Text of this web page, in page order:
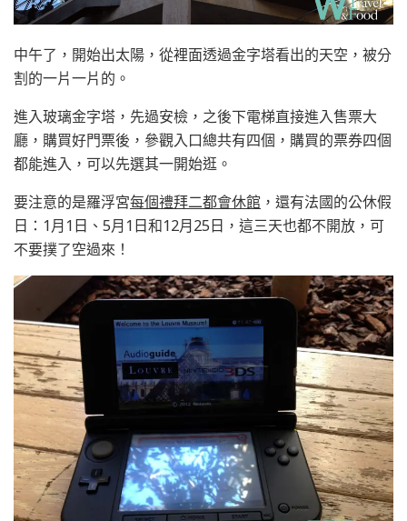
中午了，開始出太陽，從裡面透過金字塔看出的天空，被分
割的一片一片的。
進入玻璃金字塔，先過安檢，之後下電梯直接進入售票大
廳，購買好門票後，參觀入口總共有四個，購買的票券四個
都能進入，可以先選其一開始逛。
要注意的是羅浮宮每個禮拜二都會休館 ，還有法國的公休假
日：1月1日、5月1日和12月25日，這三天也都不開放，可
不要撲了空過來！